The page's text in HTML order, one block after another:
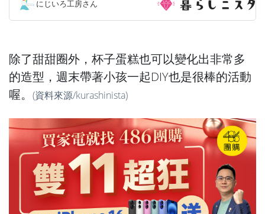
にじいろ工房さん
除了甜甜圈外，杯子蛋糕也可以變化出非常多
的造型，週末帶著小孩一起DIY也是很棒的活動
喔。 (資料來源/kurashinista)